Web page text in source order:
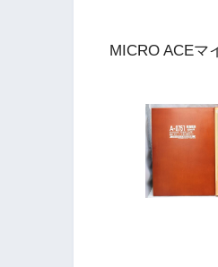
MICRO ACEマ